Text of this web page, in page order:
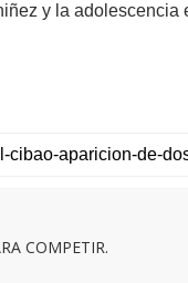
y la adolescencia
COMPETIR.